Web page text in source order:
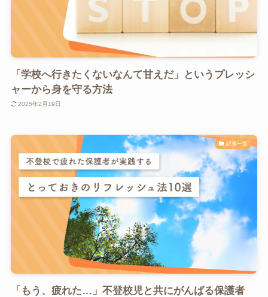
「学校へ行きたくないなんて甘えだ」というプレッシ
ャーから身を守る方法
2025年2月19日
記事一覧
「もう、疲れた…」不登校児と共にがんばる保護者